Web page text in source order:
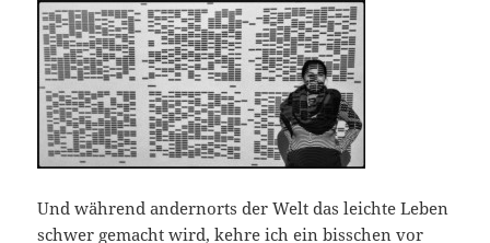
Und während andernorts der Welt das leichte Leben
schwer gemacht wird, kehre ich ein bisschen vor